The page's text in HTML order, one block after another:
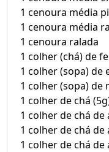
1 cenoura média
1 cenoura média
1 cenoura ralada
1 colher (chá) de
1 colher (sopa) de
1 colher (sopa) de
1 colher de chá
1 colher de chá de
1 colher de chá
1 colher de chá de